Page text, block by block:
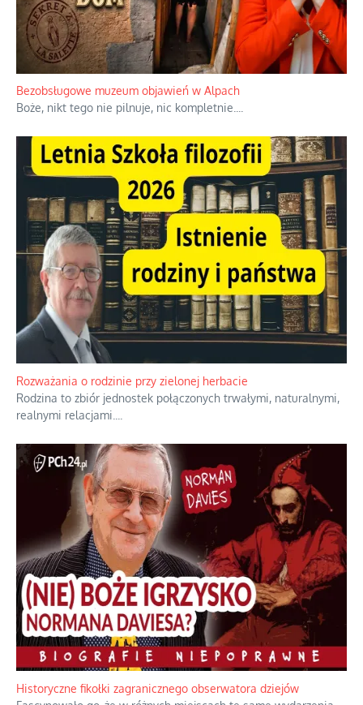
Niezwykłe wyścigi dawnych osadników w Palestynie
W 1938 roku, uwaga, 17% tych osadników niemieckich w
Palestynie było członkiem partii nazistowskiej i podczas II
wojny światowej byli internowani...
Bezobsługowe muzeum objawień w Alpach
Boże, nikt tego nie pilnuje, nic kompletnie....
Rozważania o rodzinie przy zielonej herbacie
Rodzina to zbiór jednostek połączonych trwałymi, naturalnymi,
realnymi relacjami....